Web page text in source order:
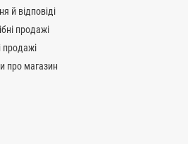
й відповіді
продажі
продажі
про магазин